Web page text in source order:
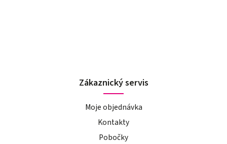
Zákaznický servis
Moje objednávka
Kontakty
Pobočky